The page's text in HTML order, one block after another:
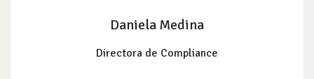
Daniela Medina
Directora de Compliance